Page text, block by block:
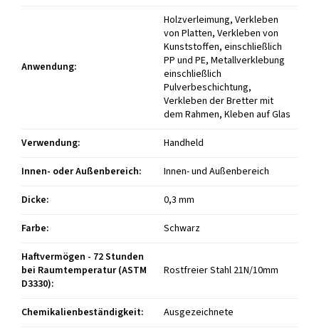
Anwendung:
Holzverleimung, Verkleben
von Platten, Verkleben von
Kunststoffen, einschließlich
PP und PE, Metallverklebung
einschließlich
Pulverbeschichtung,
Verkleben der Bretter mit
dem Rahmen, Kleben auf Glas
Verwendung:
Handheld
Innen- oder Außenbereich:
Innen- und Außenbereich
Dicke:
0,3 mm
Farbe:
Schwarz
Haftvermögen - 72 Stunden
bei Raumtemperatur (ASTM
D3330):
Rostfreier Stahl 21N/10mm
Chemikalienbeständigkeit:
Ausgezeichnete